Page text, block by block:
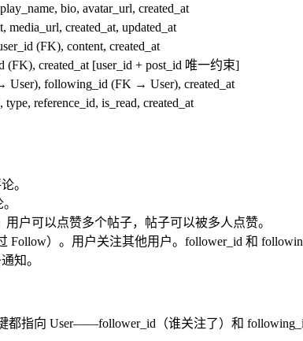
bio, avatar_url, created_at
created_at, updated_at
(FK), content, created_at
created_at [user_id + post_id 唯一约束]
following_id (FK → User), created_at
reference_id, is_read, created_at
。
用户可以点赞多个帖子，帖子可以被多人点赞。
Follow）。用户关注其他用户。follower_id 和
知。
指向 User——follower_id（谁关注了）和